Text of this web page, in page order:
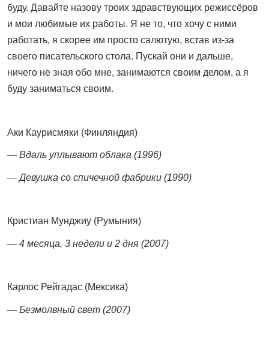
буду. Давайте назову троих здравствующих режиссёров
и мои любимые их работы. Я не то, что хочу с ними
работать, я скорее им просто салютую, встав из-за
своего писательского стола. Пускай они и дальше,
ничего не зная обо мне, занимаются своим делом, а я
буду заниматься своим.
Аки Каурисмяки (Финляндия)
— Вдаль уплывают облака (1996)
— Девушка со спичечной фабрики (1990)
Кристиан Мунджиу (Румыния)
— 4 месяца, 3 недели и 2 дня (2007)
Карлос Рейгадас (Мексика)
— Безмолвный свет (2007)